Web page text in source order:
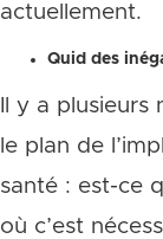
actuellement.
Quid des
Il y a plusieurs
le plan de
santé : est-ce
où c’est